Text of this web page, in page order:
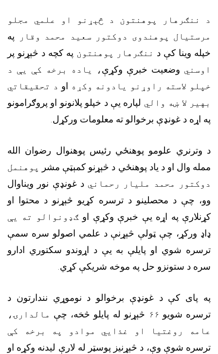
د ننګرهار پوهنتون د څېړنو او علمي مجلو
مرستیال پوهندوی دوکتور سعید محمد وقار
په
خپله وینا کې د ننګرهار پوهنتون په کچه د څېړنو پر
اوسني وضعیت خبرې وکړې، یاده برخه کې یې د
خپلو لاسته راوړنو یادونه وکړه او د تحقیقاتي
بهیر لا ښه والي لپاره یې د خپلو پلانونو او پروګرامونو
په اړه د غونډې برخوالو ته معلومات ورکړل.
د وترنري علومو پوهنځي رئیس پوهنوال رضوان الله
ممله وال او د یاد پوهنځي د څېړنو کمېټې مشر
پوهنمل
دوکتور محمد ملیار رحماني د غونډې نور ویناوال
وو، چې د محصلینو د ترسره کړیو څېړنو د محتوا او
کړنلارې په اړه یې خبرې وکړې اوګډونوالو ته یې
ډاډ ورکړ، چې ټولې څېړنې د علمي اصولو سره سمې
ترسره شوي او پایلې به یې د اړوندو سکتوري ادارو
سره د ستونزو حل په موخه شریکې کړي.
په پاى کې د غونډې برخوالو د نوموړي نندارتون د
ترسره شويو ۶۶ څېړنو له پايلو څخه، چې مالدارۍ،
عامه روغتیا او غذايي موادو په برخه کې
ترسره شوې وې، د څېړنيز پوسټر له لارې لیدنه وکړه او